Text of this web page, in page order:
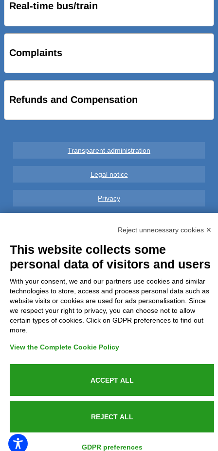
PUBLIC SERVICE ANNOUNCEMENT
CICLOPEDONALE FAL CONSEGNA ALLA CITTA’ LE NOVE
OPERE DEL PROGETTO
AL VIA SERVIZIO DI BIKE SHARING A POTENZA CON
VAIMOO PER UTENTI FAL SCONTI SULL’UTILIZZO DELLE
Real-time bus/train
Complaints
Refunds and Compensation
Transparent administration
Legal notice
Privacy
Complaints
Refunds and Indemnities
Contacts
Azienda certificata UNI EN ISO 9001:2015
P.IVA 05538100727 - C.so Italia n.8 70123, BARI
Reject unnecessary cookies ✕
This website collects some
personal data of visitors and users
With your consent, we and our partners use cookies and similar
technologies to store, access and process personal data such as
website visits or cookies are used for ads personalisation. Since
we respect your right to privacy, you can choose not to allow
certain types of cookies. Click on GDPR preferences to find out
more.
View the Complete Cookie Policy
ACCEPT ALL
REJECT ALL
GDPR preferences